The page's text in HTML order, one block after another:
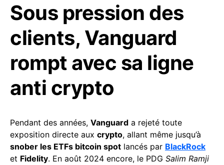
Sous pression des
clients, Vanguard
rompt avec sa ligne
anti crypto
Pendant des années, Vanguard a rejeté toute
exposition directe aux crypto, allant même jusqu’à
snober les ETFs bitcoin spot lancés par BlackRock
et Fidelity. En août 2024 encore, le PDG Salim Ramji